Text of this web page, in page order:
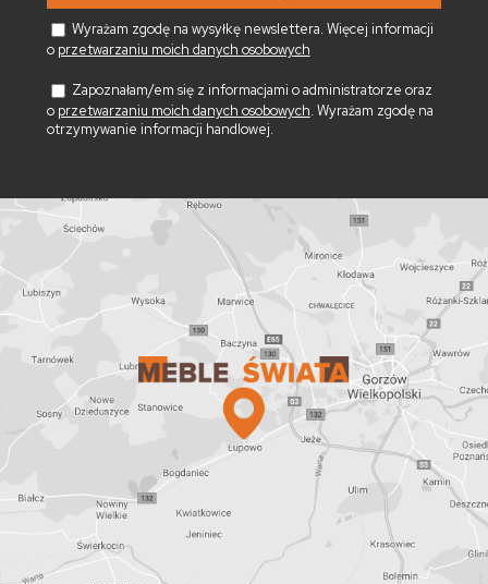
Wyrażam zgodę na wysyłkę newslettera. Więcej informacji
o przetwarzaniu moich danych osobowych
Zapoznałam/em się z informacjami o administratorze oraz
o przetwarzaniu moich danych osobowych. Wyrażam zgodę na
otrzymywanie informacji handlowej.